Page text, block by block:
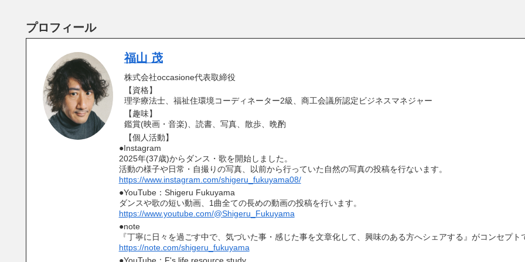
プロフィール
福山 茂
株式会社occasione代表取締役
【資格】
理学療法士、福祉住環境コーディネーター2級、商工会議所認定ビジネスマネジャー
【趣味】
鑑賞(映画・音楽)、読書、写真、散歩、晩酌
【個人活動】
●Instagram
2025年(37歳)からダンス・歌を開始しました。
活動の様子や日常・自撮りの写真、以前から行っていた自然の写真の投稿を行ないます。
https://www.instagram.com/shigeru_fukuyama08/
●YouTube：Shigeru Fukuyama
ダンスや歌の短い動画、1曲全ての長めの動画の投稿を行います。
https://www.youtube.com/@Shigeru_Fukuyama
●note
『丁寧に日々を過ごす中で、気づいた事・感じた事を文章化して、興味のある方へシェアする』がコンセプト
https://note.com/shigeru_fukuyama